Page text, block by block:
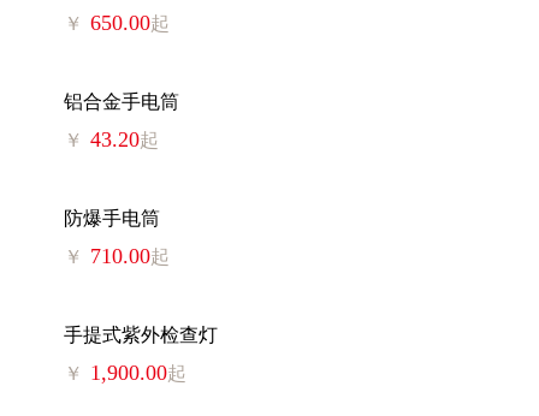
￥ 650.00起
铝合金手电筒
￥ 43.20起
防爆手电筒
￥ 710.00起
手提式紫外检查灯
￥ 1,900.00起